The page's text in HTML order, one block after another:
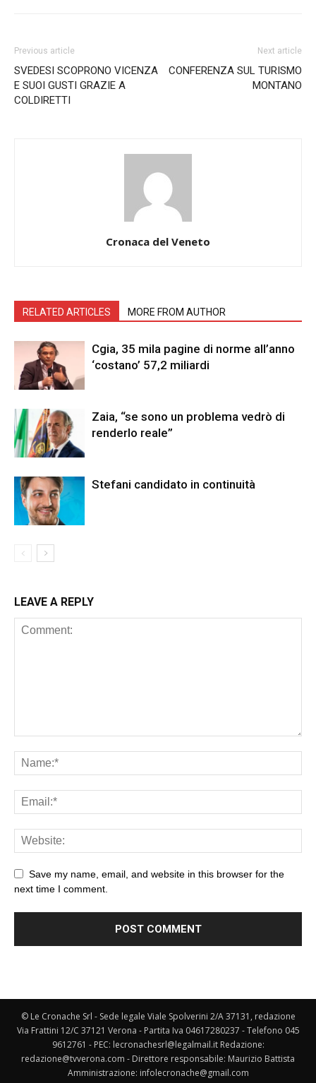
Previous article
SVEDESI SCOPRONO VICENZA
E SUOI GUSTI GRAZIE A
COLDIRETTI
Next article
CONFERENZA SUL TURISMO
MONTANO
Cronaca del Veneto
RELATED ARTICLES MORE FROM AUTHOR
Cgia, 35 mila pagine di norme all’anno
‘costano’ 57,2 miliardi
Zaia, “se sono un problema vedrò di
renderlo reale”
Stefani candidato in continuità
LEAVE A REPLY
Save my name, email, and website in this browser for the
next time I comment.
© Le Cronache Srl - Sede legale Viale Spolverini 2/A 37131, redazione
Via Frattini 12/C 37121 Verona - Partita Iva 04617280237 - Telefono 045
9612761 - PEC: lecronachesrl@legalmail.it Redazione:
redazione@tvverona.com - Direttore responsabile: Maurizio Battista
Amministrazione: infolecronache@gmail.com